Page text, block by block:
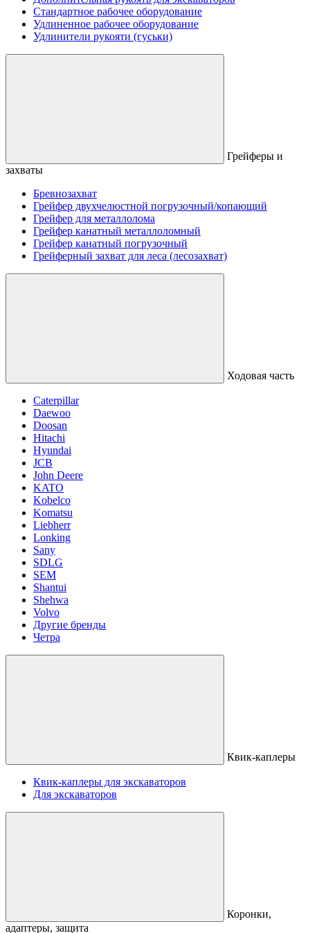
Стандартное рабочее оборудование
Удлиненное рабочее оборудование
Удлинители рукояти (гуськи)
Грейферы и
захваты
Бревнозахват
Грейфер двухчелюстной погрузочный/копающий
Грейфер для металлолома
Грейфер канатный металлоломный
Грейфер канатный погрузочный
Грейферный захват для леса (лесозахват)
Ходовая часть
Caterpillar
Daewoo
Doosan
Hitachi
Hyundai
JCB
John Deere
KATO
Kobelco
Komatsu
Liebherr
Lonking
Sany
SDLG
SEM
Shantui
Shehwa
Volvo
Другие бренды
Четра
Квик-каплеры
Квик-каплеры для экскаваторов
Для экскаваторов
Коронки,
адаптеры, защита